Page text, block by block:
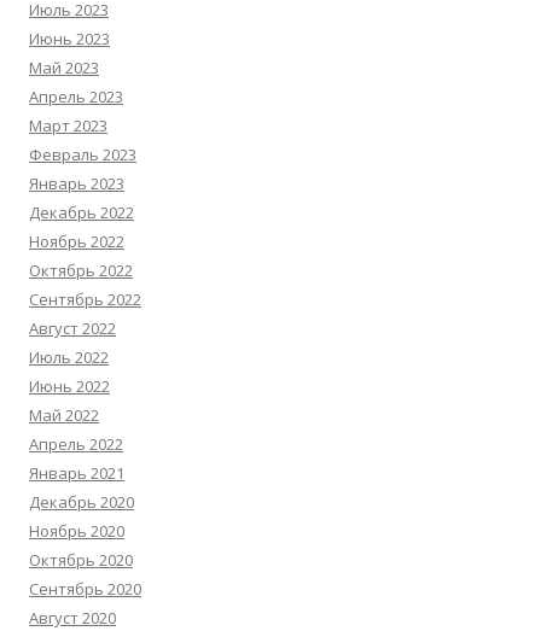
Июль 2023
Июнь 2023
Май 2023
Апрель 2023
Март 2023
Февраль 2023
Январь 2023
Декабрь 2022
Ноябрь 2022
Октябрь 2022
Сентябрь 2022
Август 2022
Июль 2022
Июнь 2022
Май 2022
Апрель 2022
Январь 2021
Декабрь 2020
Ноябрь 2020
Октябрь 2020
Сентябрь 2020
Август 2020